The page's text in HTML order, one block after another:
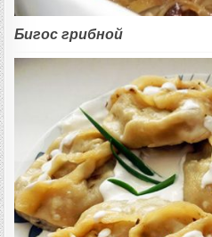
Бигос грибной